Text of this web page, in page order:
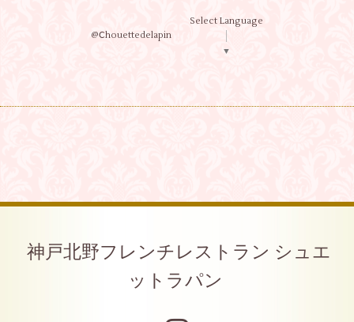
@Ⅽhouettedelapin
Select Language
▼
神戸北野フレンチレストラン シュエ
ットラパン